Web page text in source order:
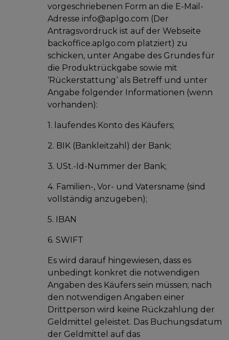
vorgeschriebenen Form an die E-Mail-
Adresse info@aplgo.com (Der
Antragsvordruck ist auf der Webseite
backoffice.aplgo.com platziert) zu
schicken, unter Angabe des Grundes für
die Produktrückgabe sowie mit
‘Rückerstattung‘ als Betreff und unter
Angabe folgender Informationen (wenn
vorhanden):
1. laufendes Konto des Käufers;
2. BIK (Bankleitzahl) der Bank;
3. USt.-Id-Nummer der Bank;
4. Familien-, Vor- und Vatersname (sind
vollständig anzugeben);
5. IBAN
6. SWIFT
Es wird darauf hingewiesen, dass es
unbedingt konkret die notwendigen
Angaben des Käufers sein müssen; nach
den notwendigen Angaben einer
Drittperson wird keine Rückzahlung der
Geldmittel geleistet. Das Buchungsdatum
der Geldmittel auf das